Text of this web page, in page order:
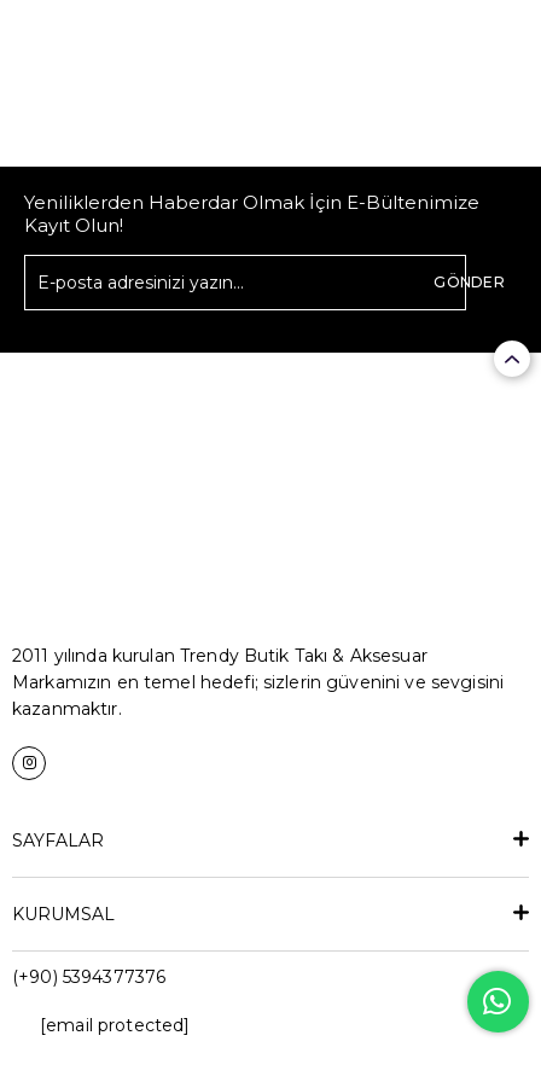
Yeniliklerden Haberdar Olmak İçin E-Bültenimize
Kayıt Olun!
GÖNDER
2011 yılında kurulan Trendy Butik Takı & Aksesuar
Markamızın en temel hedefi; sizlerin güvenini ve sevgisini
kazanmaktır.
SAYFALAR
KURUMSAL
(+90) 5394377376
[email protected]